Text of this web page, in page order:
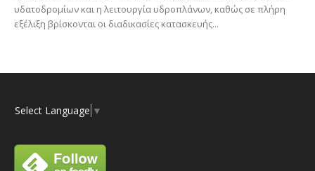
υδατοδρομίων και η λειτουργία υδροπλάνων, καθώς σε πλήρη
εξέλιξη βρίσκονται οι διαδικασίες κατασκευής...
Select Language ▼